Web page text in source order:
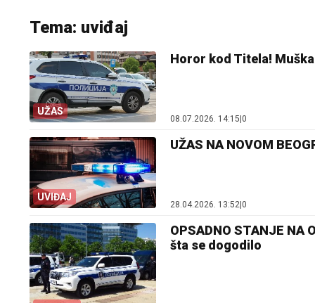
Tema: uviđaj
UŽAS
Horor kod Titela!
08.07.2026. 14:15 0
UVIĐAJ
UŽAS NA NOVOM
28.04.2026. 13:52 0
OPSADNO STANJE NA
šta se dogodilo